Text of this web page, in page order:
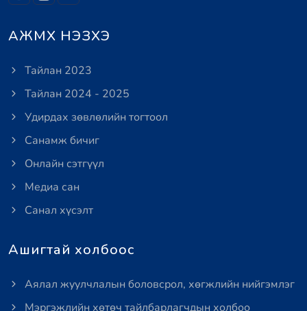
АЖМХ НЭЗХЭ
Тайлан 2023
Тайлан 2024 - 2025
Удирдах зөвлөлийн тогтоол
Санамж бичиг
Онлайн сэтгүүл
Медиа сан
Санал хүсэлт
Ашигтай холбоос
Аялал жуулчлалын боловсрол, хөгжлийн нийгэмлэг
Мэргэжлийн хөтөч тайлбарлагчдын холбоо